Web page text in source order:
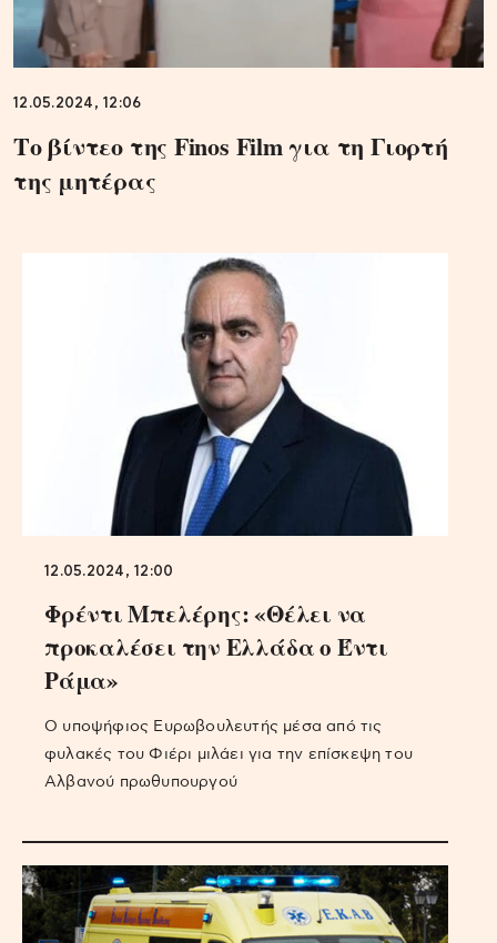
12.05.2024, 12:06
Το βίντεο της Finos Film για τη Γιορτή
της μητέρας
12.05.2024, 12:00
Φρέντι Μπελέρης: «Θέλει να
προκαλέσει την Ελλάδα ο Έντι
Ράμα»
Ο υποψήφιος Ευρωβουλευτής μέσα από τις
φυλακές του Φιέρι μιλάει για την επίσκεψη του
Αλβανού πρωθυπουργού